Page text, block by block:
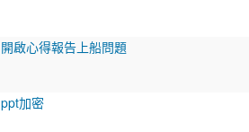
開啟心得報告上船問題
ppt加密